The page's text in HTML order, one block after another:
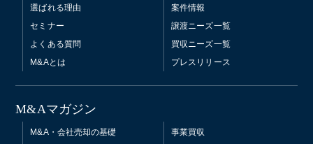
選ばれる理由
セミナー
よくある質問
M&Aとは
案件情報
譲渡ニーズ一覧
買収ニーズ一覧
プレスリリース
M&Aマガジン
M&A・会社売却の基礎
事業買収